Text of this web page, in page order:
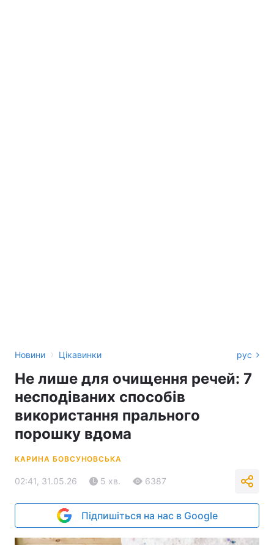
Новини › Цікавинки рус
Не лише для очищення речей: 7
несподіваних способів
використання прального
порошку вдома
КАРИНА БОВСУНОВСЬКА
02:41, 31.05.26 5 хв. 6387
Підпишіться на нас в Google